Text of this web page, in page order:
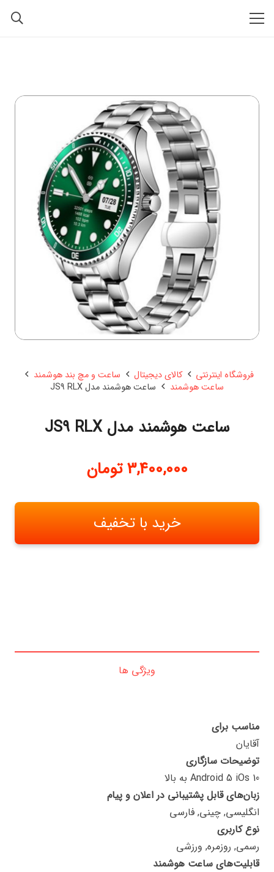
فروشگاه اینترنتی کالای دیجیتال
ساعت و مچ بند هوشمند
ساعت هوشمند
ساعت هوشمند مدل JS9 RLX
ساعت هوشمند مدل JS9 RLX
3,400,000 تومان
خرید با تخفیف
ویژگی ها
مناسب برای
آقایان
توضیحات سازگاری
Android 5 iOs 10 به بالا
زبان‌های قابل پشتیبانی در اعلان و پیام
انگلیسی, چینی, فارسی
نوع کاربری
رسمی, روزمره, ورزشی
قابلیت‌های ساعت هوشمند